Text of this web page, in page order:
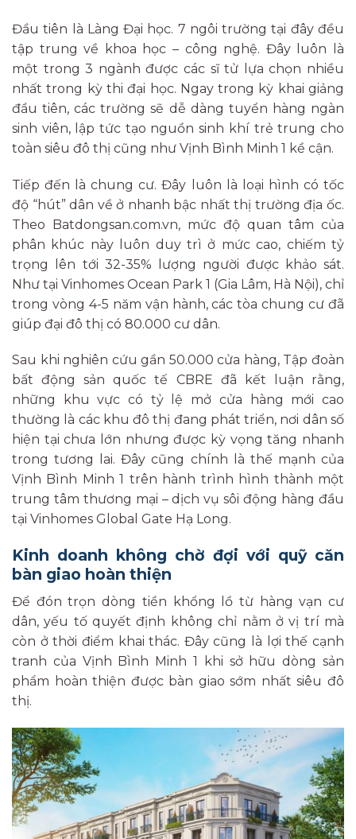
Đầu tiên là Làng Đại học. 7 ngôi trường tại đây đều
tập trung về khoa học – công nghệ. Đây luôn là
một trong 3 ngành được các sĩ tử lựa chọn nhiều
nhất trong kỳ thi đại học. Ngay trong kỳ khai giảng
đầu tiên, các trường sẽ dễ dàng tuyển hàng ngàn
sinh viên, lập tức tạo nguồn sinh khí trẻ trung cho
toàn siêu đô thị cũng như Vịnh Bình Minh 1 kề cận.
Tiếp đến là chung cư. Đây luôn là loại hình có tốc
độ “hút” dân về ở nhanh bậc nhất thị trường địa ốc.
Theo Batdongsan.com.vn, mức độ quan tâm của
phân khúc này luôn duy trì ở mức cao, chiếm tỷ
trọng lên tới 32-35% lượng người được khảo sát.
Như tại Vinhomes Ocean Park 1 (Gia Lâm, Hà Nội), chỉ
trong vòng 4-5 năm vận hành, các tòa chung cư đã
giúp đại đô thị có 80.000 cư dân.
Sau khi nghiên cứu gần 50.000 cửa hàng, Tập đoàn
bất động sản quốc tế CBRE đã kết luận rằng,
những khu vực có tỷ lệ mở cửa hàng mới cao
thường là các khu đô thị đang phát triển, nơi dân số
hiện tại chưa lớn nhưng được kỳ vọng tăng nhanh
trong tương lai. Đây cũng chính là thế mạnh của
Vịnh Bình Minh 1 trên hành trình hình thành một
trung tâm thương mại – dịch vụ sôi động hàng đầu
tại Vinhomes Global Gate Hạ Long.
Kinh doanh không chờ đợi với quỹ căn
bàn giao hoàn thiện
Để đón trọn dòng tiền khổng lồ từ hàng vạn cư
dân, yếu tố quyết định không chỉ nằm ở vị trí mà
còn ở thời điểm khai thác. Đây cũng là lợi thế cạnh
tranh của Vịnh Bình Minh 1 khi sở hữu dòng sản
phẩm hoàn thiện được bàn giao sớm nhất siêu đô
thị.